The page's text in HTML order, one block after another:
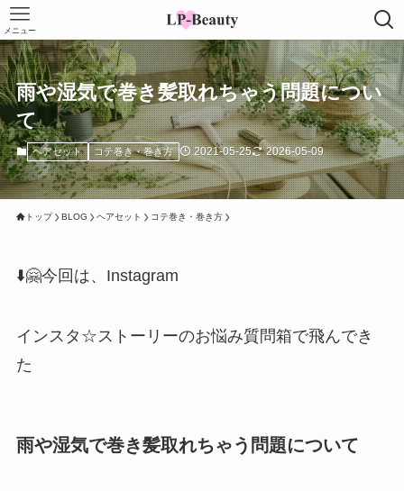
メニュー
雨や湿気で巻き髪取れちゃう問題につい
て
ヘアセット コテ巻き・巻き方 2021-05-25 2026-05-09
トップ BLOG ヘアセット コテ巻き・巻き方
⬇️🤗今回は、Instagram
インスタ☆ストーリーのお悩み質問箱で飛んでき
た
雨や湿気で巻き髪取れちゃう問題について